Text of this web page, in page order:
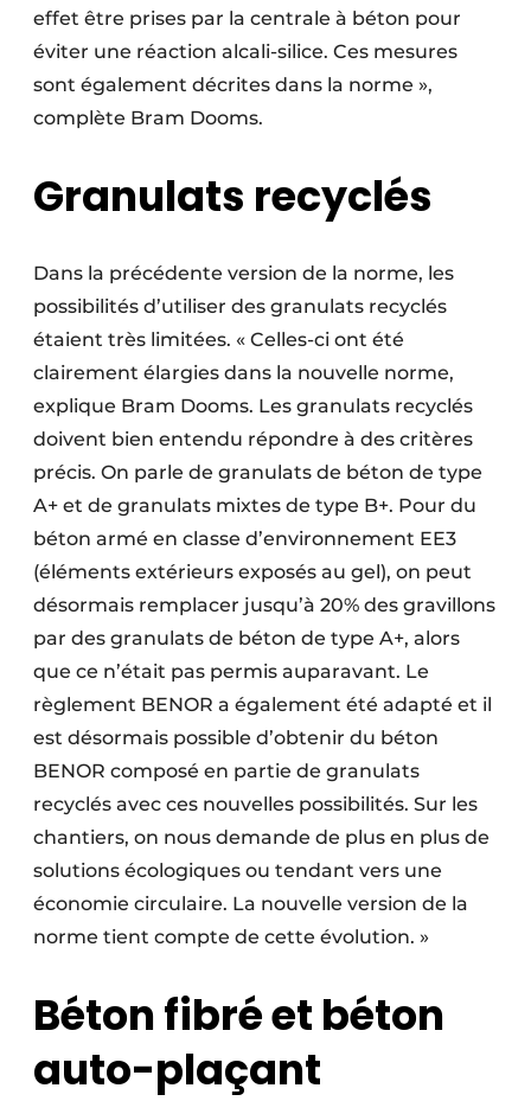
effet être prises par la centrale à béton pour
éviter une réaction alcali-silice. Ces mesures
sont également décrites dans la norme »,
complète Bram Dooms.
Granulats recyclés
Dans la précédente version de la norme, les
possibilités d’utiliser des granulats recyclés
étaient très limitées. « Celles-ci ont été
clairement élargies dans la nouvelle norme,
explique Bram Dooms. Les granulats recyclés
doivent bien entendu répondre à des critères
précis. On parle de granulats de béton de type
A+ et de granulats mixtes de type B+. Pour du
béton armé en classe d’environnement EE3
(éléments extérieurs exposés au gel), on peut
désormais remplacer jusqu’à 20% des gravillons
par des granulats de béton de type A+, alors
que ce n’était pas permis auparavant. Le
règlement BENOR a également été adapté et il
est désormais possible d’obtenir du béton
BENOR composé en partie de granulats
recyclés avec ces nouvelles possibilités. Sur les
chantiers, on nous demande de plus en plus de
solutions écologiques ou tendant vers une
économie circulaire. La nouvelle version de la
norme tient compte de cette évolution. »
Béton fibré et béton
auto-plaçant